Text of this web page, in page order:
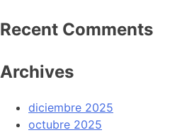
Recent Comments
Archives
diciembre 2025
octubre 2025